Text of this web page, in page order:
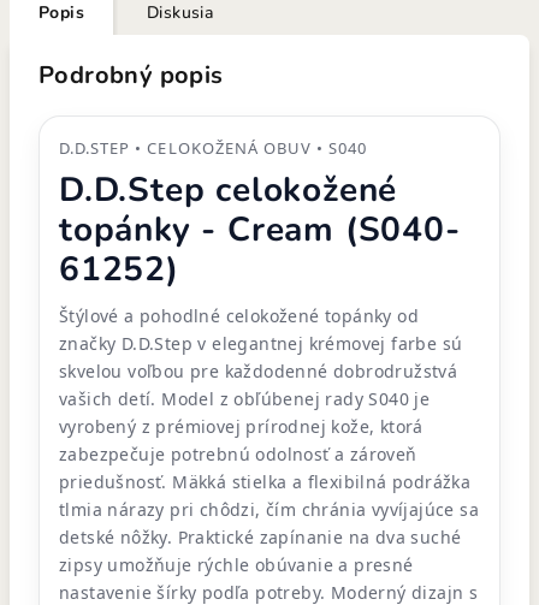
Popis Diskusia
Podrobný popis
D.D.STEP • CELOKOŽENÁ OBUV • S040
D.D.Step celokožené
topánky - Cream (S040-
61252)
Štýlové a pohodlné celokožené topánky od
značky D.D.Step v elegantnej krémovej farbe sú
skvelou voľbou pre každodenné dobrodružstvá
vašich detí. Model z obľúbenej rady S040 je
vyrobený z prémiovej prírodnej kože, ktorá
zabezpečuje potrebnú odolnosť a zároveň
priedušnosť. Mäkká stielka a flexibilná podrážka
tlmia nárazy pri chôdzi, čím chránia vyvíjajúce sa
detské nôžky. Praktické zapínanie na dva suché
zipsy umožňuje rýchle obúvanie a presné
nastavenie šírky podľa potreby. Moderný dizajn s